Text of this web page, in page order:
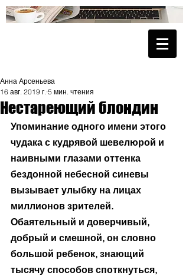
Нестареющий блондин
Анна Арсеньева
16 авг. 2019 г. 5 мин. чтения
Упоминание одного имени этого
чудака с кудрявой шевелюрой и
наивными глазами оттенка
бездонной небесной синевы
вызывает улыбку на лицах
миллионов зрителей.
Обаятельный и доверчивый,
добрый и смешной, он словно
большой ребенок, знающий
тысячу способов споткнуться,